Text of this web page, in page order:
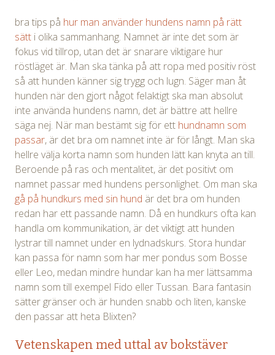
bra tips på hur man använder hundens namn på rätt
sätt i olika sammanhang. Namnet är inte det som är
fokus vid tillrop, utan det är snarare viktigare hur
röstläget är. Man ska tänka på att ropa med positiv röst
så att hunden känner sig trygg och lugn. Säger man åt
hunden när den gjort något felaktigt ska man absolut
inte använda hundens namn, det är bättre att hellre
säga nej. När man bestämt sig för ett hundnamn som
passar, är det bra om namnet inte är för långt. Man ska
hellre välja korta namn som hunden lätt kan knyta an till.
Beroende på ras och mentalitet, är det positivt om
namnet passar med hundens personlighet. Om man ska
gå på hundkurs med sin hund är det bra om hunden
redan har ett passande namn. Då en hundkurs ofta kan
handla om kommunikation, är det viktigt att hunden
lystrar till namnet under en lydnadskurs. Stora hundar
kan passa för namn som har mer pondus som Bosse
eller Leo, medan mindre hundar kan ha mer lättsamma
namn som till exempel Fido eller Tussan. Bara fantasin
sätter gränser och är hunden snabb och liten, kanske
den passar att heta Blixten?
Vetenskapen med uttal av bokstäver